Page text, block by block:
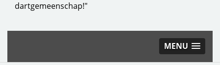
dartgemeenschap!"
MENU